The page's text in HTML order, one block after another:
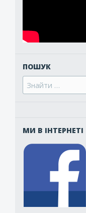
ПОШУК
Search
for:
МИ В ІНТЕРНЕТІ